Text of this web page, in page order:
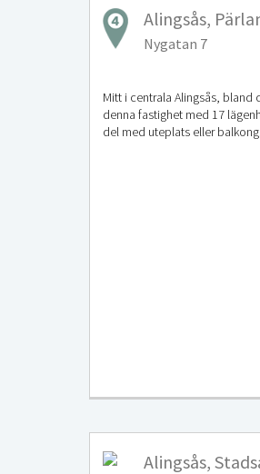
Alingsås,
Nygatan 7
Mitt i centrala Alingsås, bland
denna fastighet med 17
del med uteplats eller balkong.
Alingsås,